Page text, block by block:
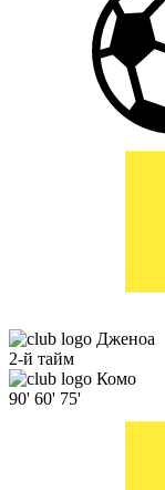
Дженоа
2-й тайм
Комо
90' 60' 75'